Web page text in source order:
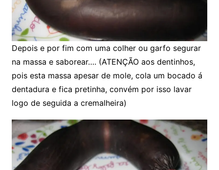
Depois e por fim com uma colher ou garfo segurar
na massa e saborear…. (ATENÇÃO aos dentinhos,
pois esta massa apesar de mole, cola um bocado á
dentadura e fica pretinha, convém por isso lavar
logo de seguida a cremalheira)